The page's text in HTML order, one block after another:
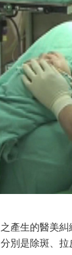
產生的醫美
別是除斑、